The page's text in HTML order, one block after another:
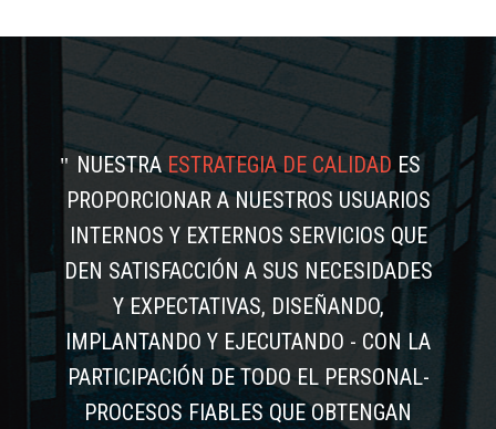
NUESTRAESTRATEGIA DE CALIDADES
PROPORCIONAR A NUESTROS USUARIOS
INTERNOS Y EXTERNOS SERVICIOS QUE
DEN SATISFACCIÓN A SUS NECESIDADES
Y EXPECTATIVAS, DISEÑANDO,
IMPLANTANDO Y EJECUTANDO - CON LA
PARTICIPACIÓN DE TODO EL PERSONAL-
PROCESOS FIABLES QUE OBTENGAN